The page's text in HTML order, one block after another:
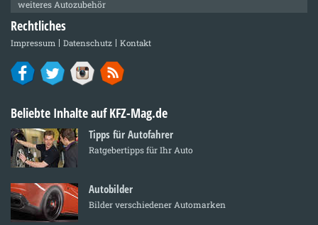
weiteres Autozubehör
Rechtliches
Impressum Datenschutz Kontakt
Beliebte Inhalte auf KFZ-Mag.de
Tipps für Autofahrer
Ratgebertipps für Ihr Auto
Autobilder
Bilder verschiedener Automarken